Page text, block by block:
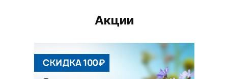
Акции